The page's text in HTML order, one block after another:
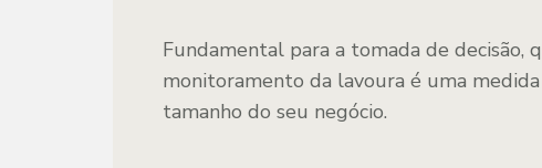
Fundamental para a tomada de decisão,
monitoramento da lavoura é uma
tamanho do seu negócio.